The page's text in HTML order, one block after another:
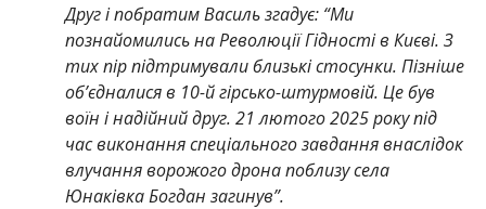
Друг і побратим Василь згадує: “Ми
познайомились на Революції Гідності в Києві. З
тих пір підтримували близькі стосунки. Пізніше
об’єдналися в 10-й гірсько-штурмовій. Це був
воїн і надійний друг. 21 лютого 2025 року під
час виконання спеціального завдання внаслідок
влучання ворожого дрона поблизу села
Юнаківка Богдан загинув”.